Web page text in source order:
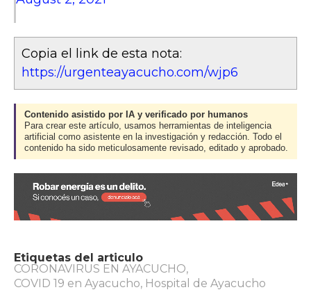
Copia el link de esta nota:
https://urgenteayacucho.com/wjp6
Contenido asistido por IA y verificado por humanos
Para crear este artículo, usamos herramientas de inteligencia
artificial como asistente en la investigación y redacción. Todo el
contenido ha sido meticulosamente revisado, editado y aprobado.
Etiquetas del articulo
CORONAVIRUS EN AYACUCHO,
COVID 19 en Ayacucho, Hospital de Ayacucho